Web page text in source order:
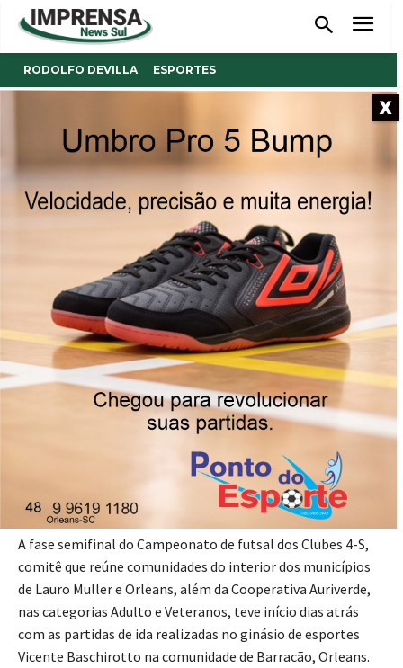
RODOLFO DEVILLA ESPORTES
semifinal do 4-S
Quatro partidas abriram a referida fase dias atrás.
Publicado por Reinaldo Coan 05/08/2025
Foto: Divulgação
A fase semifinal do Campeonato de futsal dos Clubes 4-S,
comitê que reúne comunidades do interior dos municípios
de Lauro Muller e Orleans, além da Cooperativa Auriverde,
nas categorias Adulto e Veteranos, teve início dias atrás
com as partidas de ida realizadas no ginásio de esportes
Vicente Baschirotto na comunidade de Barracão, Orleans.
X